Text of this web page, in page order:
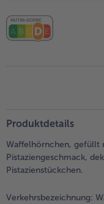
Produktdetails
Waffelhörnchen, gefüllt
Pistaziengeschmack,
Pistazienstückchen.
Verkehrsbezeichnung: